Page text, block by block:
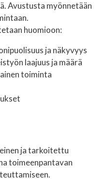
Avustusta myönnetään
huomioon:
ja näkyvyys
laajuus ja määrä
toiminta
ja tarkoitettu
toimeenpantavan